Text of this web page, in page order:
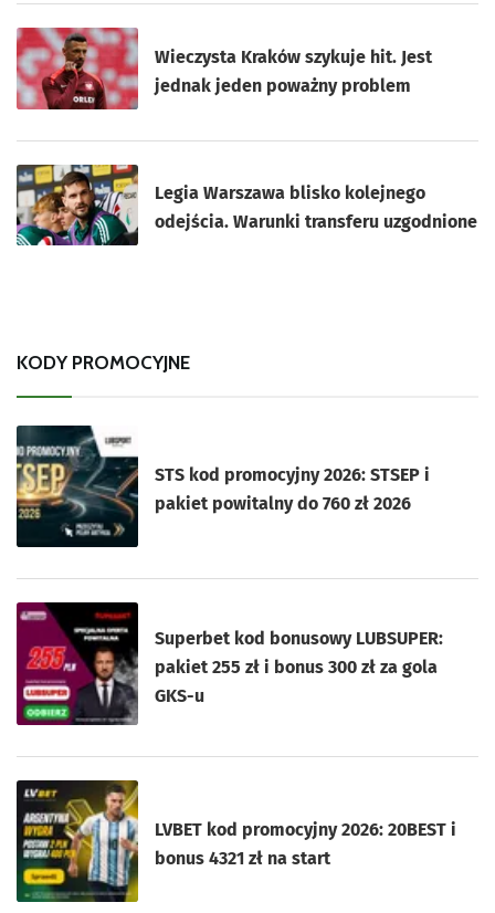
Wieczysta Kraków szykuje hit. Jest
jednak jeden poważny problem
Legia Warszawa blisko kolejnego
odejścia. Warunki transferu uzgodnione
KODY PROMOCYJNE
STS kod promocyjny 2026: STSEP i
pakiet powitalny do 760 zł 2026
Superbet kod bonusowy LUBSUPER:
pakiet 255 zł i bonus 300 zł za gola
GKS-u
LVBET kod promocyjny 2026: 20BEST i
bonus 4321 zł na start